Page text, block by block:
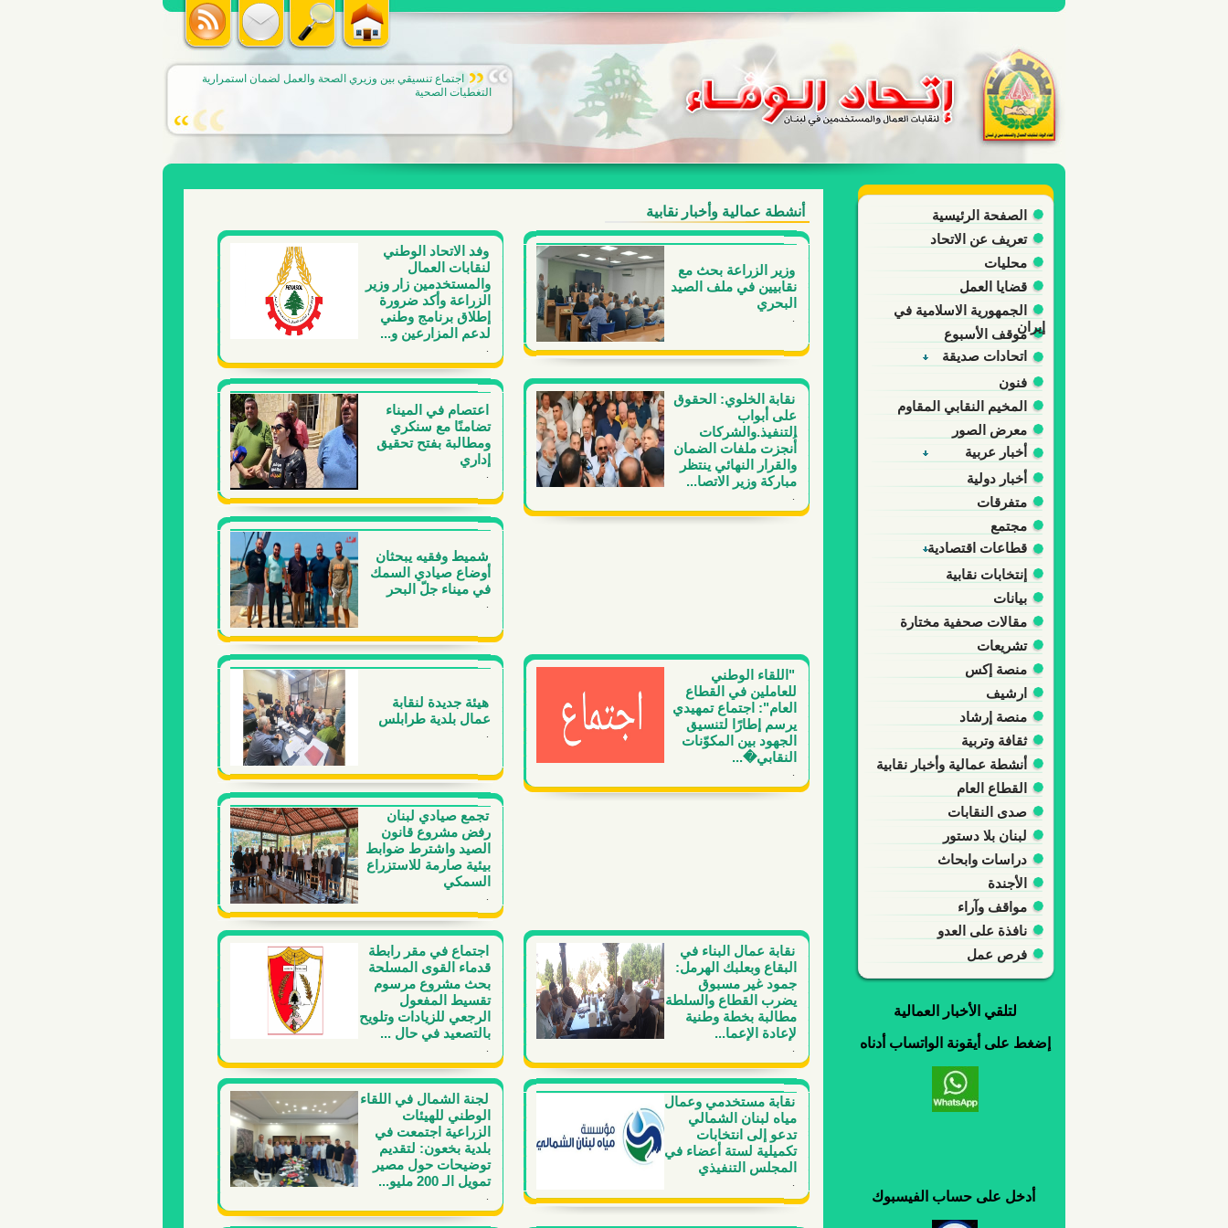
اجتماع تنسيقي بين وزيري الصحة والعمل لضمان استمرارية
التغطيات الصحية
أنشطة عمالية وأخبار نقابية
وزير الزراعة بحث مع
نقابيين في ملف الصيد
البحري
.
وفد الاتحاد الوطني
لنقابات العمال
والمستخدمين زار وزير
الزراعة وأكد ضرورة
إطلاق برنامج وطني
لدعم المزارعين و...
.
نقابة الخلوي: الحقوق
على أبواب
التنفيذ.والشركات
أُنجزت ملفات الضمان
والقرار النهائي ينتظر
مباركة وزير الاتصا...
.
اعتصام في الميناء
تضامنًا مع سنكري
ومطالبة بفتح تحقيق
إداري
.
شميط وفقيه يبحثان
أوضاع صيادي السمك
في ميناء جلّ البحر
.
"اللقاء الوطني
للعاملين في القطاع
العام": اجتماع تمهيدي
يرسم إطارًا لتنسيق
الجهود بين المكوّنات
النقابي�...
.
هيئة جديدة لنقابة
عمال بلدية طرابلس
.
تجمع صيادي لبنان
رفض مشروع قانون
الصيد واشترط ضوابط
بيئية صارمة للاستزراع
السمكي
.
نقابة عمال البناء في
البقاع وبعلبك الهرمل:
جمود غير مسبوق
يضرب القطاع والسلطة
مطالبة بخطة وطنية
لإعادة الإعما...
.
اجتماع في مقر رابطة
قدماء القوى المسلحة
بحث مشروع مرسوم
تقسيط المفعول
الرجعي للزيادات وتلويح
بالتصعيد في حال ...
.
نقابة مستخدمي وعمال
مياه لبنان الشمالي
تدعو إلى انتخابات
تكميلية لستة أعضاء في
المجلس التنفيذي
.
لجنة الشمال في اللقاء
الوطني للهيئات
الزراعية اجتمعت في
بلدية بخعون: لتقديم
توضيحات حول مصير
تمويل الـ 200 مليو...
.
الصفحة الرئيسية
تعريف عن الاتحاد
محليات
قضايا العمل
الجمهورية الاسلامية في
إيرانموقف الأسبوع
اتحادات صديقة
فنون
المخيم النقابي المقاوم
معرض الصور
أخبار عربية
أخبار دولية
متفرقات
مجتمع
قطاعات اقتصادية
إنتخابات نقابية
بيانات
مقالات صحفية مختارة
تشريعات
منصة إكس
ارشيف
منصة إرشاد
ثقافة وتربية
أنشطة عمالية وأخبار نقابية
القطاع العام
صدى النقابات
لبنان بلا دستور
دراسات وابحاث
الأجندة
مواقف وآراء
نافذة على العدو
فرص عمل
لتلقي الأخبار العمالية
إضغط على أيقونة الواتساب أدناه
أدخل على حساب الفيسبوك